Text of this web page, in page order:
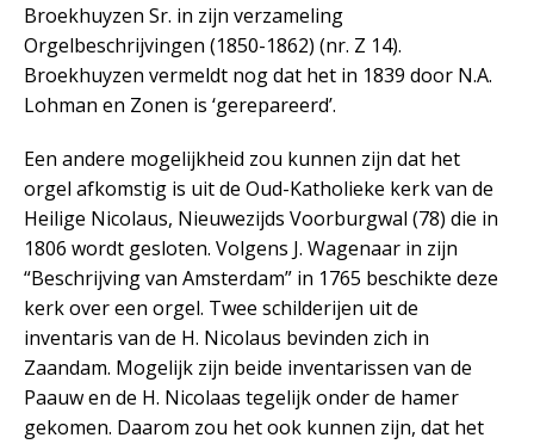
Broekhuyzen Sr. in zijn verzameling
Orgelbeschrijvingen (1850-1862) (nr. Z 14).
Broekhuyzen vermeldt nog dat het in 1839 door N.A.
Lohman en Zonen is ‘gerepareerd’.
Een andere mogelijkheid zou kunnen zijn dat het
orgel afkomstig is uit de Oud-Katholieke kerk van de
Heilige Nicolaus, Nieuwezijds Voorburgwal (78) die in
1806 wordt gesloten. Volgens J. Wagenaar in zijn
“Beschrijving van Amsterdam” in 1765 beschikte deze
kerk over een orgel. Twee schilderijen uit de
inventaris van de H. Nicolaus bevinden zich in
Zaandam. Mogelijk zijn beide inventarissen van de
Paauw en de H. Nicolaas tegelijk onder de hamer
gekomen. Daarom zou het ook kunnen zijn, dat het